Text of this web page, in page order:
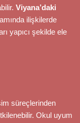
Viyana’daki
ilişkilerde
yapıcı şekilde ele
süreçlerinden
Okul uyum